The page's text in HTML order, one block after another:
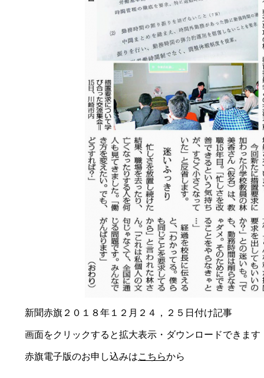
新聞赤旗２０１８年１２月２４，２５日付け記事
画面をクリックすると拡大表示・ダウンロードできます
赤旗電子版のお申し込みはこちらから